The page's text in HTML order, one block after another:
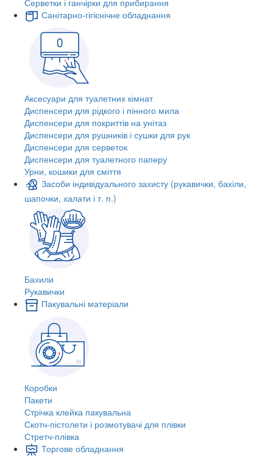
Санітарно-гігієнічне обладнання
Аксесуари для туалетних кімнат
Диспенсери для рідкого і пінного мила
Диспенсери для покриттів на унітаз
Диспенсери для рушників і сушки для рук
Диспенсери для серветок
Диспенсери для туалетного паперу
Урни, кошики для сміття
Засоби індивідуального захисту (рукавички, бахіли,
шапочки, халати і т. п.)
Бахили
Рукавички
Пакувальні матеріали
Коробки
Пакети
Стрічка клейка пакувальна
Скотч-пістолети і розмотувачі для плівки
Стретч-плівка
Торгове обладнання